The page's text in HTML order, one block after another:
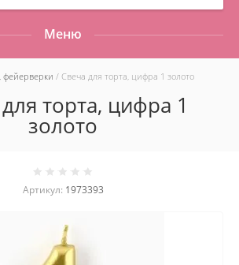
Меню
фейерверки / Свеча для торта, цифра 1 золото
торта, цифра 1
золото
Артикул: 1973393